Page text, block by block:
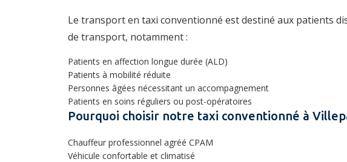
Le transport en taxi conventionné est destiné aux patients
de transport, notamment :
Patients en affection longue durée (ALD)
Patients à mobilité réduite
Personnes âgées nécessitant un accompagnement
Patients en soins réguliers ou post-opératoires
Pourquoi choisir notre taxi conventionné à
Chauffeur professionnel agréé CPAM
Véhicule confortable et climatisé